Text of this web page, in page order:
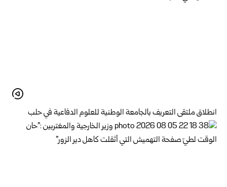
انطلاق ملتقى التعريف بالجامعة الوطنية للعلوم الدفاعية في حلب